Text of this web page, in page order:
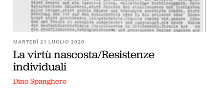
MARTEDÌ 21 LUGLIO 2020
La virtù nascosta/Resistenze
individuali
Dino Spanghero